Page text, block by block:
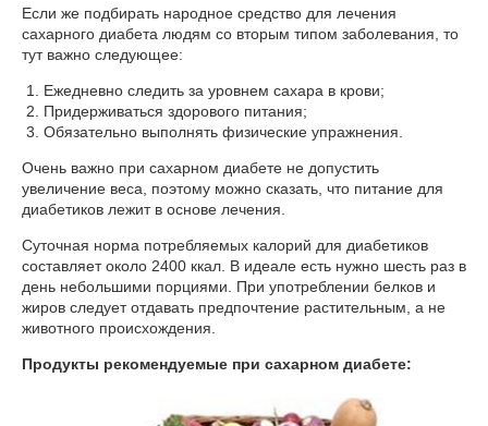
Если же подбирать народное средство для лечения
сахарного диабета людям со вторым типом заболевания, то
тут важно следующее:
Ежедневно следить за уровнем сахара в крови;
Придерживаться здорового питания;
Обязательно выполнять физические упражнения.
Очень важно при сахарном диабете не допустить
увеличение веса, поэтому можно сказать, что питание для
диабетиков лежит в основе лечения.
Суточная норма потребляемых калорий для диабетиков
составляет около 2400 ккал. В идеале есть нужно шесть раз в
день небольшими порциями. При употреблении белков и
жиров следует отдавать предпочтение растительным, а не
животного происхождения.
Продукты рекомендуемые при сахарном диабете: